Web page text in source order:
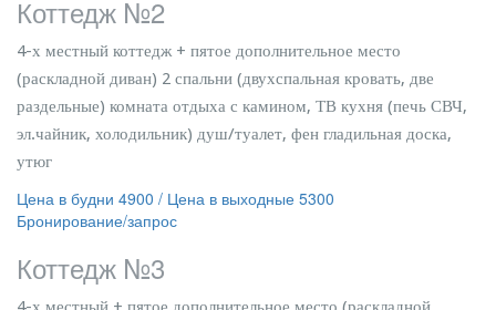
Коттедж №2
4-х местный коттедж + пятое дополнительное место
(раскладной диван) 2 спальни (двухспальная кровать, две
раздельные) комната отдыха с камином, ТВ кухня (печь СВЧ,
эл.чайник, холодильник) душ/туалет, фен гладильная доска,
утюг
Цена в будни 4900 / Цена в выходные 5300
Бронирование/запрос
Коттедж №3